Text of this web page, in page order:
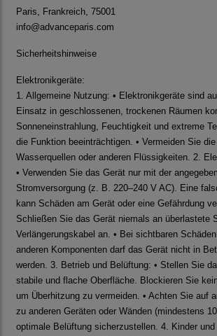
Paris, Frankreich, 75001
info@advanceparis.com
Sicherheitshinweise
Elektronikgeräte:
1. Allgemeine Nutzung: • Elektronikgeräte sind
Einsatz in geschlossenen, trockenen Räumen
Sonneneinstrahlung, Feuchtigkeit und extreme
die Funktion beeinträchtigen. • Vermeiden Sie
Wasserquellen oder anderen Flüssigkeiten. 2.
• Verwenden Sie das Gerät nur mit der
Stromversorgung (z. B. 220–240 V AC). Eine
kann Schäden am Gerät oder eine Gefährdung
Schließen Sie das Gerät niemals an überlastete
Verlängerungskabel an. • Bei sichtbaren
anderen Komponenten darf das Gerät nicht in
werden. 3. Betrieb und Belüftung: • Stellen Sie
stabile und flache Oberfläche. Blockieren Sie
um Überhitzung zu vermeiden. • Achten Sie auf
zu anderen Geräten oder Wänden (mindestens
optimale Belüftung sicherzustellen. 4. Kinder und